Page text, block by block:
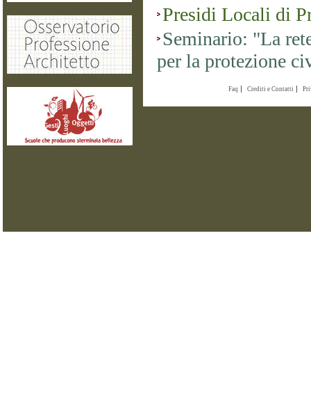
Presidi Locali di
Seminario: "La
per la protezione
Faq Crediti e Contatti